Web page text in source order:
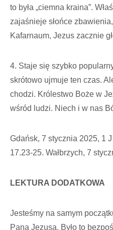
to była „ciemna kraina”.
zajaśnieje słońce
Kafarnaum, Jezus zacznie
4. Staje się szybko
skrótowo ujmuje ten czas.
chodzi. Królestwo Boże w
wśród ludzi. Niech i w nas
Gdańsk, 7 stycznia 2025, 1
17.23-25. Wałbrzych, 7
LEKTURA DODATKOWA
Jesteśmy na samym
Pana Jezusa. Było to